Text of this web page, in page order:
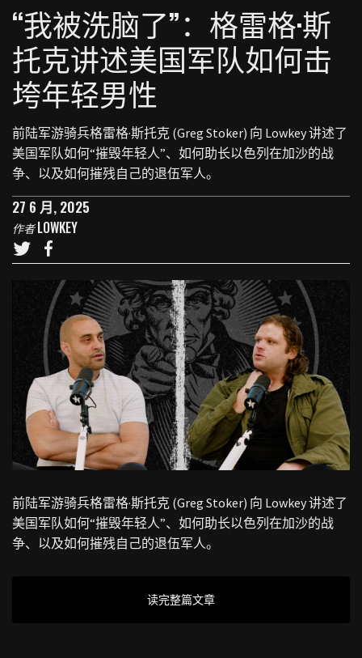
“我被洗脑了”：格雷格·斯
托克讲述美国军队如何击
垮年轻男性
前陆军游骑兵格雷格·斯托克 (Greg Stoker) 向 Lowkey 讲述了
美国军队如何“摧毁年轻人”、如何助长以色列在加沙的战
争、以及如何摧残自己的退伍军人。
27 6 月, 2025
作者LOWKEY
前陆军游骑兵格雷格·斯托克 (Greg Stoker) 向 Lowkey 讲述了
美国军队如何“摧毁年轻人”、如何助长以色列在加沙的战
争、以及如何摧残自己的退伍军人。
读完整篇文章